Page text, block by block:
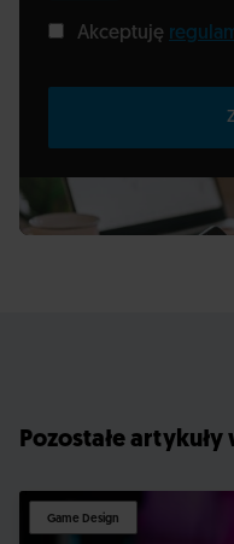
Akceptuję
Pozostałe
Game Design